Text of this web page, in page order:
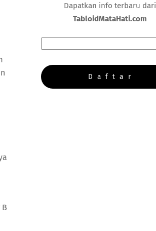
Dapatkan info terbaru dari
TabloidMataHati.com